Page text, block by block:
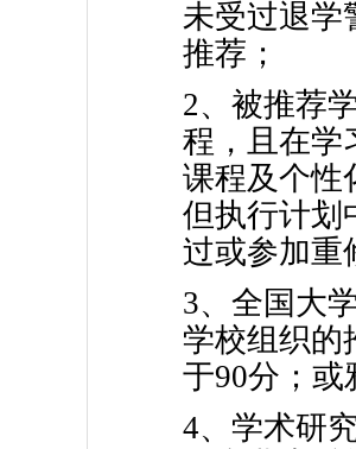
未受过退学
推荐；
2、被推荐
程，且在学
课程及个性
但执行计划
过或参加重
3、全国大
学校组织的
于90分；或
4、学术研